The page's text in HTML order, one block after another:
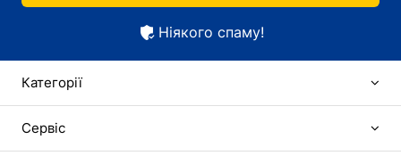
Ніякого спаму!
Категорії
Сервіс